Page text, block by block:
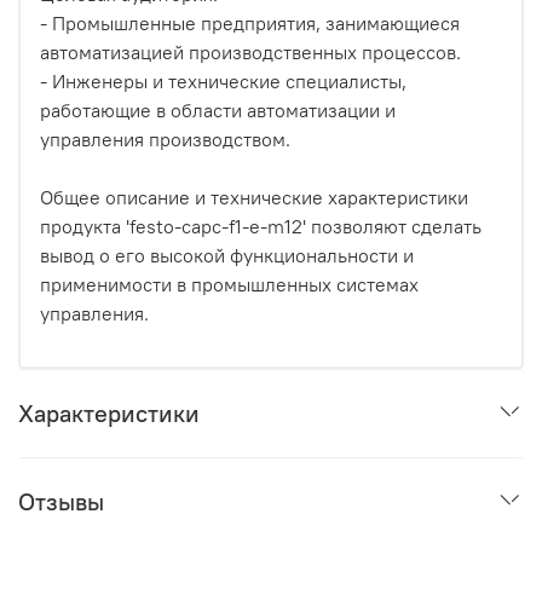
- Промышленные предприятия, занимающиеся
автоматизацией производственных процессов.
- Инженеры и технические специалисты,
работающие в области автоматизации и
управления производством.
Общее описание и технические характеристики
продукта 'festo-capc-f1-e-m12' позволяют сделать
вывод о его высокой функциональности и
применимости в промышленных системах
управления.
Характеристики
Отзывы